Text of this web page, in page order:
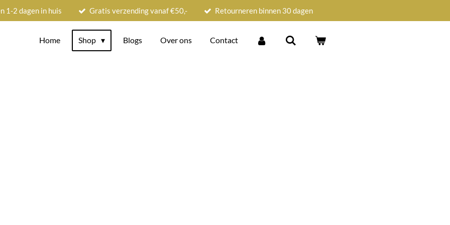
1-2 dagen in huis Gratis verzending vanaf €50,- Retourneren binnen 30 dagen
Home Shop Blogs Over ons Contact